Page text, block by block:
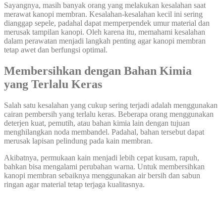
Sayangnya, masih banyak orang yang melakukan kesalahan saat
merawat kanopi membran. Kesalahan-kesalahan kecil ini sering
dianggap sepele, padahal dapat memperpendek umur material dan
merusak tampilan kanopi. Oleh karena itu, memahami kesalahan
dalam perawatan menjadi langkah penting agar kanopi membran
tetap awet dan berfungsi optimal.
Membersihkan dengan Bahan Kimia
yang Terlalu Keras
Salah satu kesalahan yang cukup sering terjadi adalah menggunakan
cairan pembersih yang terlalu keras. Beberapa orang menggunakan
deterjen kuat, pemutih, atau bahan kimia lain dengan tujuan
menghilangkan noda membandel. Padahal, bahan tersebut dapat
merusak lapisan pelindung pada kain membran.
Akibatnya, permukaan kain menjadi lebih cepat kusam, rapuh,
bahkan bisa mengalami perubahan warna. Untuk membersihkan
kanopi membran sebaiknya menggunakan air bersih dan sabun
ringan agar material tetap terjaga kualitasnya.